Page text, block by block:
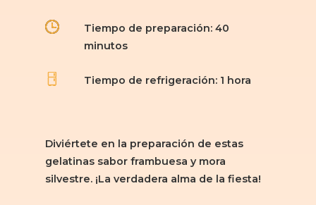
Tiempo de preparación: 40
minutos
Tiempo de refrigeración: 1 hora
Diviértete en la preparación de estas
gelatinas sabor frambuesa y mora
silvestre. ¡La verdadera alma de la fiesta!